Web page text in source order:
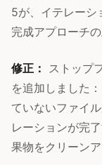
5が、イテレーシ
完成アプローチ
修正：
ストップ
を追加しました
ていないファイ
レーションが完
果物をクリーン